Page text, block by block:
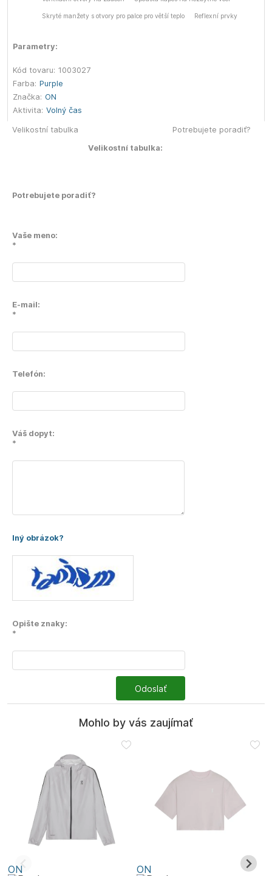
Skryté manžety s otvory pro palce pro větší teplo Reflexní prvky
Parametry:
Kód tovaru: 1003027
Farba: Purple
Značka: ON
Aktivita: Volný čas
Velikostní tabulka
Velikostní tabulka:
Potrebujete poradiť?
Potrebujete poradiť?
Vaše meno:
*
E-mail:
*
Telefón:
Váš dopyt:
*
Iný obrázok?
Opište znaky:
*
Odoslať
Mohlo by vás zaujímať
ON ON